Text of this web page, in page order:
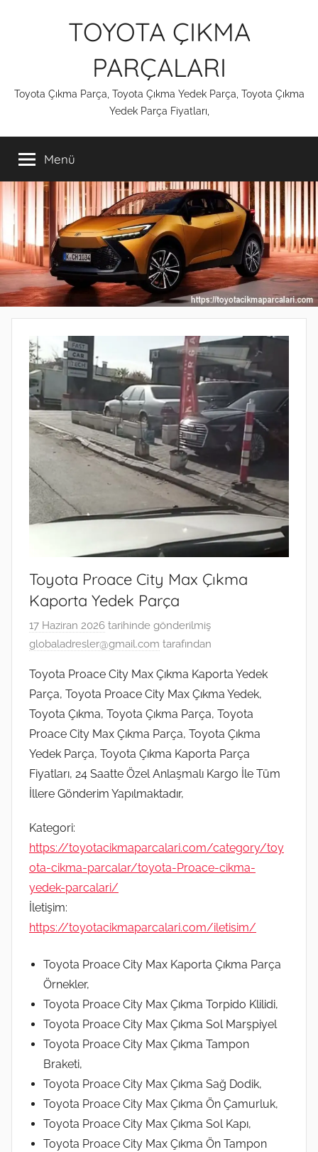
TOYOTA ÇIKMA
PARÇALARI
Toyota Çıkma Parça, Toyota Çıkma Yedek Parça, Toyota Çıkma
Yedek Parça Fiyatları,
Menü
Toyota Proace City Max Çıkma
Kaporta Yedek Parça
17 Haziran 2026 tarihinde gönderilmiş
globaladresler@gmail.com tarafından
Toyota Proace City Max Çıkma Kaporta Yedek
Parça, Toyota Proace City Max Çıkma Yedek,
Toyota Çıkma, Toyota Çıkma Parça, Toyota
Proace City Max Çıkma Parça, Toyota Çıkma
Yedek Parça, Toyota Çıkma Kaporta Parça
Fiyatları, 24 Saatte Özel Anlaşmalı Kargo İle Tüm
İllere Gönderim Yapılmaktadır,
Kategori:
https://toyotacikmaparcalari.com/category/toy
ota-cikma-parcalar/toyota-Proace-cikma-
yedek-parcalari/
İletişim:
https://toyotacikmaparcalari.com/iletisim/
Toyota Proace City Max Kaporta Çıkma Parça
Örnekler,
Toyota Proace City Max Çıkma Torpido Klilidi,
Toyota Proace City Max Çıkma Sol Marşpiyel
Toyota Proace City Max Çıkma Tampon
Braketi,
Toyota Proace City Max Çıkma Sağ Dodik,
Toyota Proace City Max Çıkma Ön Çamurluk,
Toyota Proace City Max Çıkma Sol Kapı,
Toyota Proace City Max Çıkma Ön Tampon